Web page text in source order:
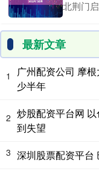
北荆门
最新文章
1
广州配资公司 摩
少半年
2 炒股配资平台网
到失望
3 深圳股票配资平台